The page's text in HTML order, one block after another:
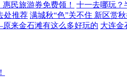
十一去哪玩？
满城秋“色”关不住 新区赏
大连